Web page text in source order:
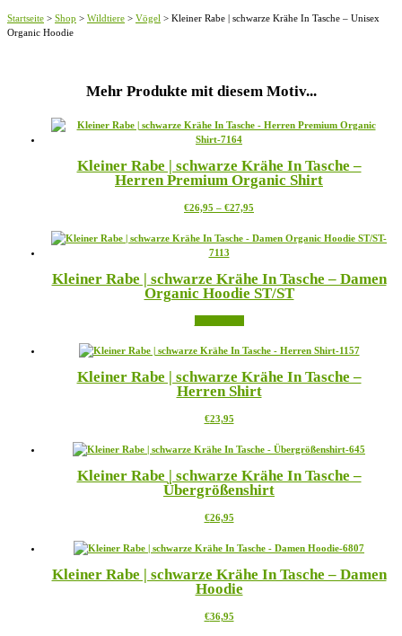
Startseite > Shop > Wildtiere > Vögel > Kleiner Rabe | schwarze Krähe In Tasche – Unisex
Organic Hoodie
Mehr Produkte mit diesem Motiv...
Kleiner Rabe | schwarze Krähe In Tasche –
Herren Premium Organic Shirt
€26,95 – €27,95
bis
weist
auf.
Die
der
gewählt
werden
Kleiner Rabe | schwarze Krähe In Tasche – Damen
Organic Hoodie ST/ST
Kleiner Rabe | schwarze Krähe In Tasche –
Herren Shirt
€23,95Dieses
weist
Varianten
auf.
Optionen
auf
Produktseite
gewählt
Kleiner Rabe | schwarze Krähe In Tasche –
Übergrößenshirt
€26,95Dieses
weist
Varianten
auf.
Optionen
Kleiner Rabe | schwarze Krähe In Tasche – Damen
Hoodie
€36,95Dieses